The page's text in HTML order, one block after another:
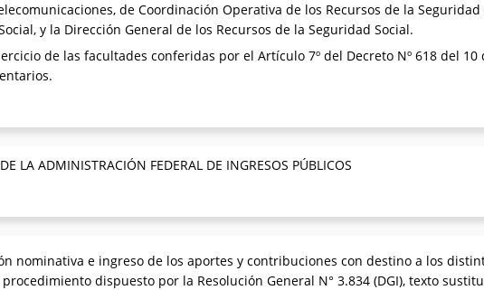
de Coordinación Operativa de los Recursos de la
y la Dirección General de los Recursos de la Seguridad Social.
de las facultades conferidas por el Artículo 7º del Decreto Nº 618 del 10
LA ADMINISTRACIÓN FEDERAL DE INGRESOS PÚBLICOS
nominativa e ingreso de los aportes y contribuciones con destino a los
dispuesto por la Resolución General N° 3.834 (DGI), texto